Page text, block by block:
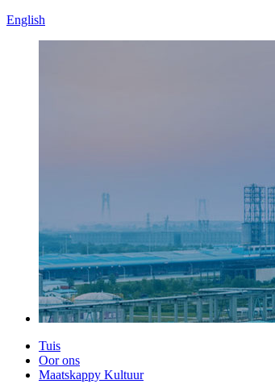
English
Tuis
Oor ons
Maatskappy Kultuur